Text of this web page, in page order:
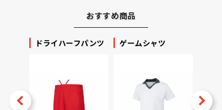
おすすめ商品
ドライハーフパンツ ゲームシャツ
Next